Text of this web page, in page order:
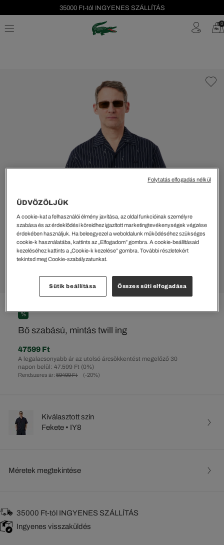
35000 Ft-tól INGYENES SZÁLLÍTÁS
Szezonális leárazás akár -40%! 0
%
Bő szabású, mintás twill ing
Rendszeres ár: 59499 Ft (-20%)
A legalacsonyabb ár az utolsó árcsökkentést megelőző 30
napon belül: 47.599 Ft (0%)
47599 Ft
Kiválasztott szín
Fekete • IY8
Méretek megtekintése
35000 Ft-tól INGYENES SZÁLLÍTÁS
Ingyenes visszaküldés
ÜDVÖZÖLJÜK
A cookie-kat a felhasználói élmény javítása, az oldal funkcióinak személyre
szabása és az érdeklődési köreidhez igazított marketingtevékenységek végzése
érdekében használjuk. Ha beleegyezel a weboldalunk működéséhez szükséges
cookie-k használatába, kattints az „Elfogadom” gombra. A cookie-beállításaid
kezeléséhez kattints a „Cookie-k kezelése” gombra. További részletekért
tekintsd meg Cookie-szabályzatunkat.
Sütik beállítása Összes süti elfogadása
Folytatás elfogadás nélkül